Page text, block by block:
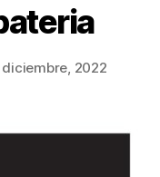
diciembre, 2022